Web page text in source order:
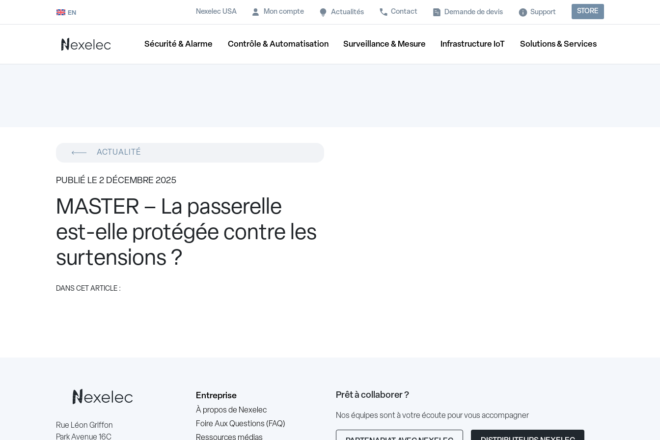
EN Nexelec USA Mon compte Actualités Contact Demande de devis Support STORE
Sécurité & Alarme Contrôle & Automatisation Surveillance & Mesure Infrastructure IoT Solutions & Services
ACTUALITÉ
PUBLIÉ LE 2 DÉCEMBRE 2025
MASTER – La passerelle
est-elle protégée contre les
surtensions ?
DANS CET ARTICLE :
Rue Léon Griffon
Park Avenue 16C
Entreprise
À propos de Nexelec
Foire Aux Questions (FAQ)
Ressources médias
Prêt à collaborer ?
Nos équipes sont à votre écoute pour vous accompagner